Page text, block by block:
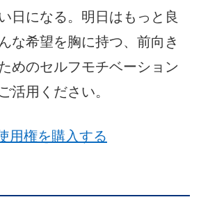
日になる。明日はもっと良
な希望を胸に持つ、前向き
めのセルフモチベーション
活用ください。
用権を購入する